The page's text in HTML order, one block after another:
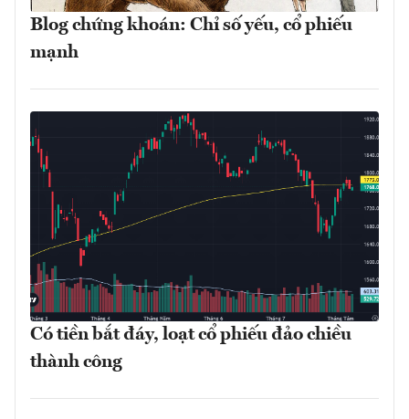
Blog chứng khoán: Chỉ số yếu, cổ phiếu
mạnh
Có tiền bắt đáy, loạt cổ phiếu đảo chiều
thành công